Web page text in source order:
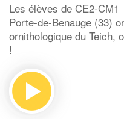
Les élèves de CE2-
Porte-de-Benauge (33)
ornithologique du Teich,
!